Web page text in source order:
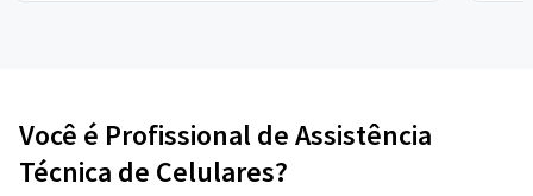
Você é Profissional de Assistência
Técnica de Celulares?